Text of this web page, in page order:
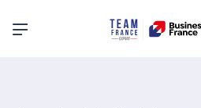
Menu principal